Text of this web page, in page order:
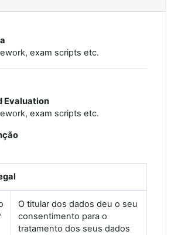
exam scripts etc.
Evaluation
exam scripts etc.
O titular dos dados deu o seu
consentimento para o
tratamento dos seus dados